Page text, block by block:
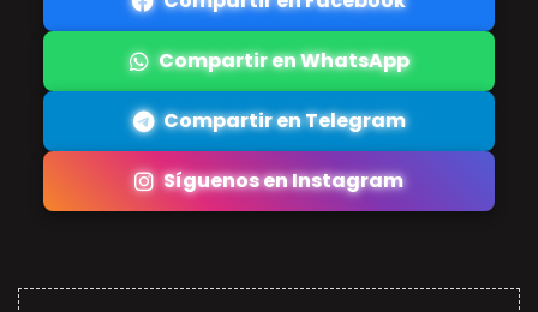
Compartir en WhatsApp
Compartir en Telegram
Síguenos en Instagram